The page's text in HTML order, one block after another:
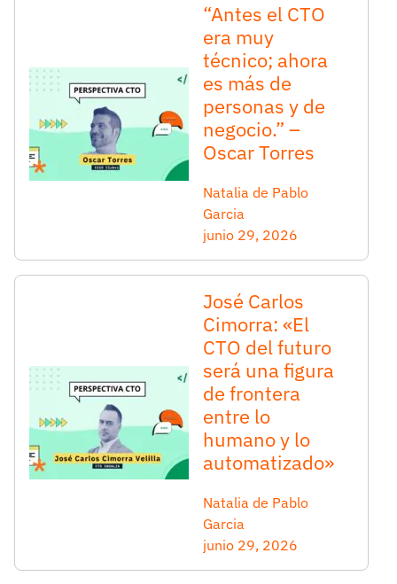
“Antes el CTO
era muy
técnico; ahora
es más de
personas y de
negocio.” –
Oscar Torres
Natalia de Pablo
Garcia
junio 29, 2026
José Carlos
Cimorra: «El
CTO del futuro
será una figura
de frontera
entre lo
humano y lo
automatizado»
Natalia de Pablo
Garcia
junio 29, 2026